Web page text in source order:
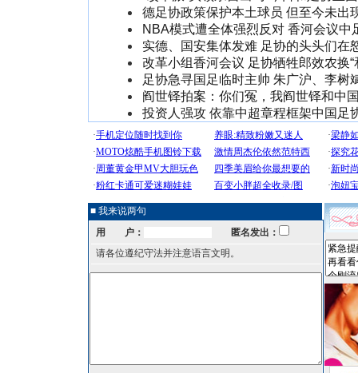
德足协政策保护本土球员 但至今未出
NBA模式遭全体强烈反对 香河会议中
实德、国安集体发难 足协的头头们在
改革小组香河会议 足协牺牲郎效农换“
足协急寻国足临时主帅 朱广沪、李树
阎世铎拍案：你们冤，我阎世铎和中
投资人强攻 依靠中超章程框架中国足
■ 我来说两句
用 户：
匿名发出：
请各位遵纪守法并注意语言文明。